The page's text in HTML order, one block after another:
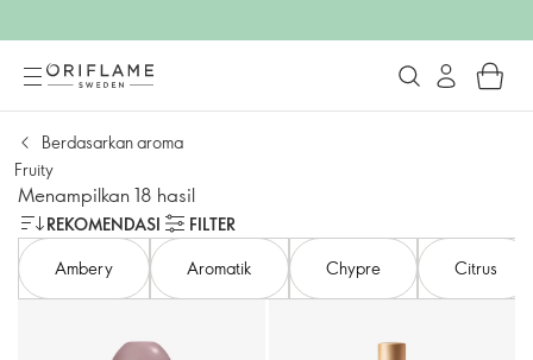
Berdasarkan aroma
Fruity
Menampilkan 18 hasil
REKOMENDASI
FILTER
Ambery
Aromatik Chypre Citrus